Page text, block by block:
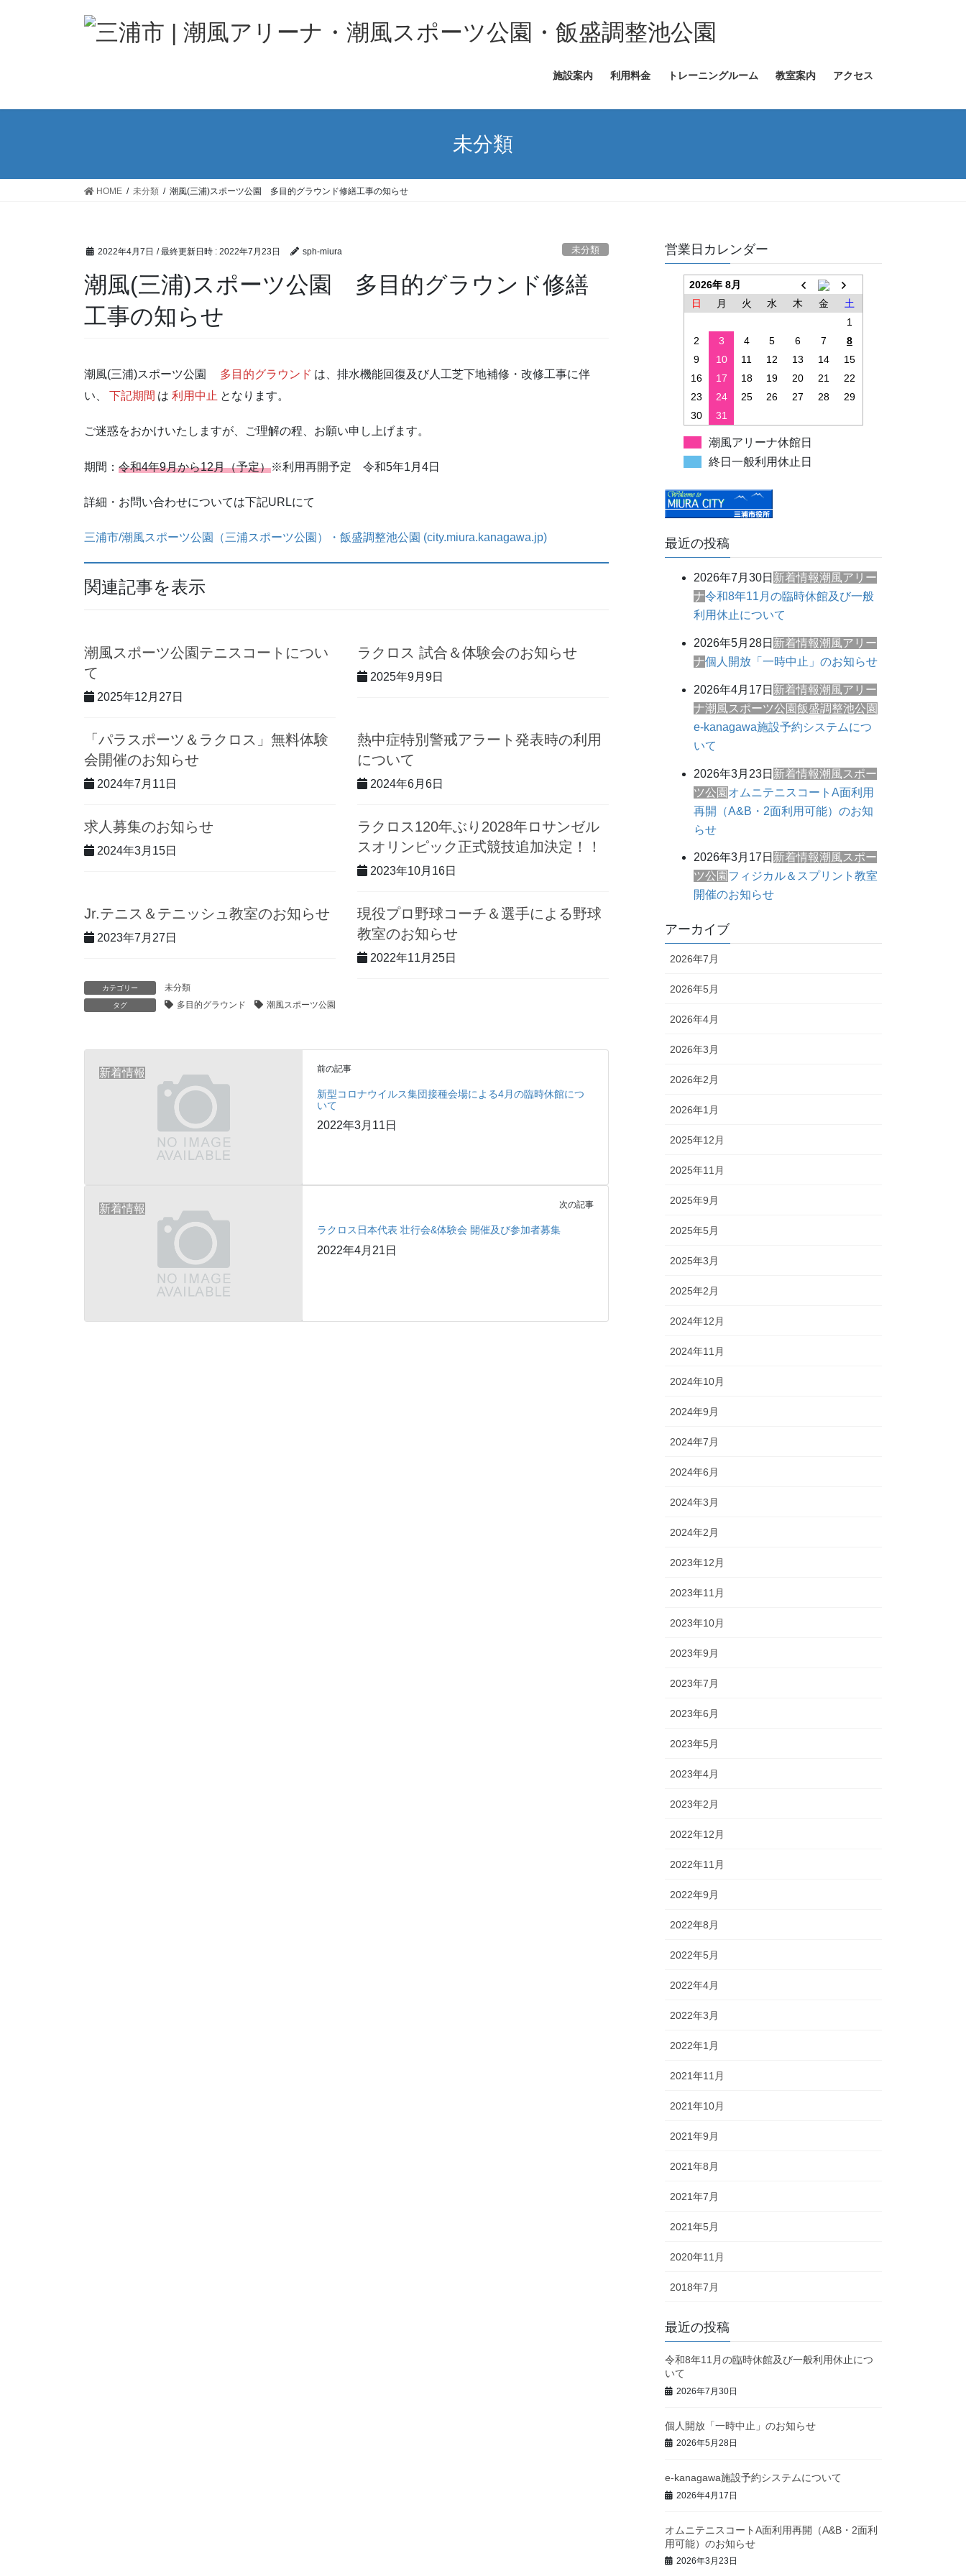
ス
ン
施設案内 利用料金 トレーニングルーム 教室案内 アクセス
未分類
HOME 未分類 潮風(三浦)スポーツ公園 多目的グラウンド修繕工事の知らせ
2022年4月7日 / 最終更新日時 : 2022年7月23日 sph-miura 未分類
潮風(三浦)スポーツ公園 多目的グラウンド修繕
工事の知らせ
潮風(三浦)スポーツ公園 多目的グラウンド は、排水機能回復及び人工芝下地補修・改修工事に伴
い、
下記期間 は 利用中止 となります。
ご迷惑をおかけいたしますが、ご理解の程、お願い申し上げます。
期間： 令和4年9月から12月（予定）※利用再開予定 令和5年1月4日
詳細・お問い合わせについては下記URLにて
三浦市/潮風スポーツ公園（三浦スポーツ公園）・飯盛調整池公園 (city.miura.kanagawa.jp)
関連記事を表示
潮風スポーツ公園テニスコートについ
て
2025年12月27日
ラクロス 試合＆体験会のお知らせ
2025年9月9日
「パラスポーツ＆ラクロス」無料体験
会開催のお知らせ
2024年7月11日
熱中症特別警戒アラート発表時の利用
について
2024年6月6日
求人募集のお知らせ
2024年3月15日
ラクロス120年ぶり2028年ロサンゼル
スオリンピック正式競技追加決定！！
2023年10月16日
Jr.テニス＆テニッシュ教室のお知らせ
2023年7月27日
現役プロ野球コーチ＆選手による野球
教室のお知らせ
2022年11月25日
カテゴリー 未分類
タグ 多目的グラウンド 潮風スポーツ公園
新着情報 前の記事
新型コロナウイルス集団接種会場による4月の臨時休館につ
いて
2022年3月11日
新着情報 次の記事
ラクロス日本代表 壮行会&体験会 開催及び参加者募集
2022年4月21日
営業日カレンダー
2026年 8月
日
月 火 水 木 金
土
1
2
3 4 5 6 7
8
9
10 11 12 13 14
15
16
17 18 19 20 21
22
23
24 25 26 27 28
29
30
31
潮風アリーナ休館日
終日一般利用休止日
最近の投稿
2026年7月30日 新着情報潮風アリー
ナ令和8年11月の臨時休館及び一般
利用休止について
2026年5月28日 新着情報潮風アリー
ナ個人開放「一時中止」のお知らせ
2026年4月17日 新着情報潮風アリー
ナ潮風スポーツ公園飯盛調整池公園
e-kanagawa施設予約システムにつ
いて
2026年3月23日 新着情報潮風スポー
ツ公園 オムニテニスコートA面利用
再開（A&B・2面利用可能）のお知
らせ
2026年3月17日 新着情報潮風スポー
ツ公園 フィジカル＆スプリント教室
開催のお知らせ
アーカイブ
2026年7月
2026年5月
2026年4月
2026年3月
2026年2月
2026年1月
2025年12月
2025年11月
2025年9月
2025年5月
2025年3月
2025年2月
2024年12月
2024年11月
2024年10月
2024年9月
2024年7月
2024年6月
2024年3月
2024年2月
2023年12月
2023年11月
2023年10月
2023年9月
2023年7月
2023年6月
2023年5月
2023年4月
2023年2月
2022年12月
2022年11月
2022年9月
2022年8月
2022年5月
2022年4月
2022年3月
2022年1月
2021年11月
2021年10月
2021年9月
2021年8月
2021年7月
2021年5月
2020年11月
2018年7月
最近の投稿
令和8年11月の臨時休館及び一般利用休止につ
いて
2026年7月30日
個人開放「一時中止」のお知らせ
2026年5月28日
e-kanagawa施設予約システムについて
2026年4月17日
オムニテニスコートA面利用再開（A&B・2面利
用可能）のお知らせ
2026年3月23日